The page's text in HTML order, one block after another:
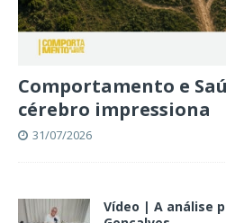
Comportamento e
cérebro impressiona
31/07/2026
Vídeo | A análise